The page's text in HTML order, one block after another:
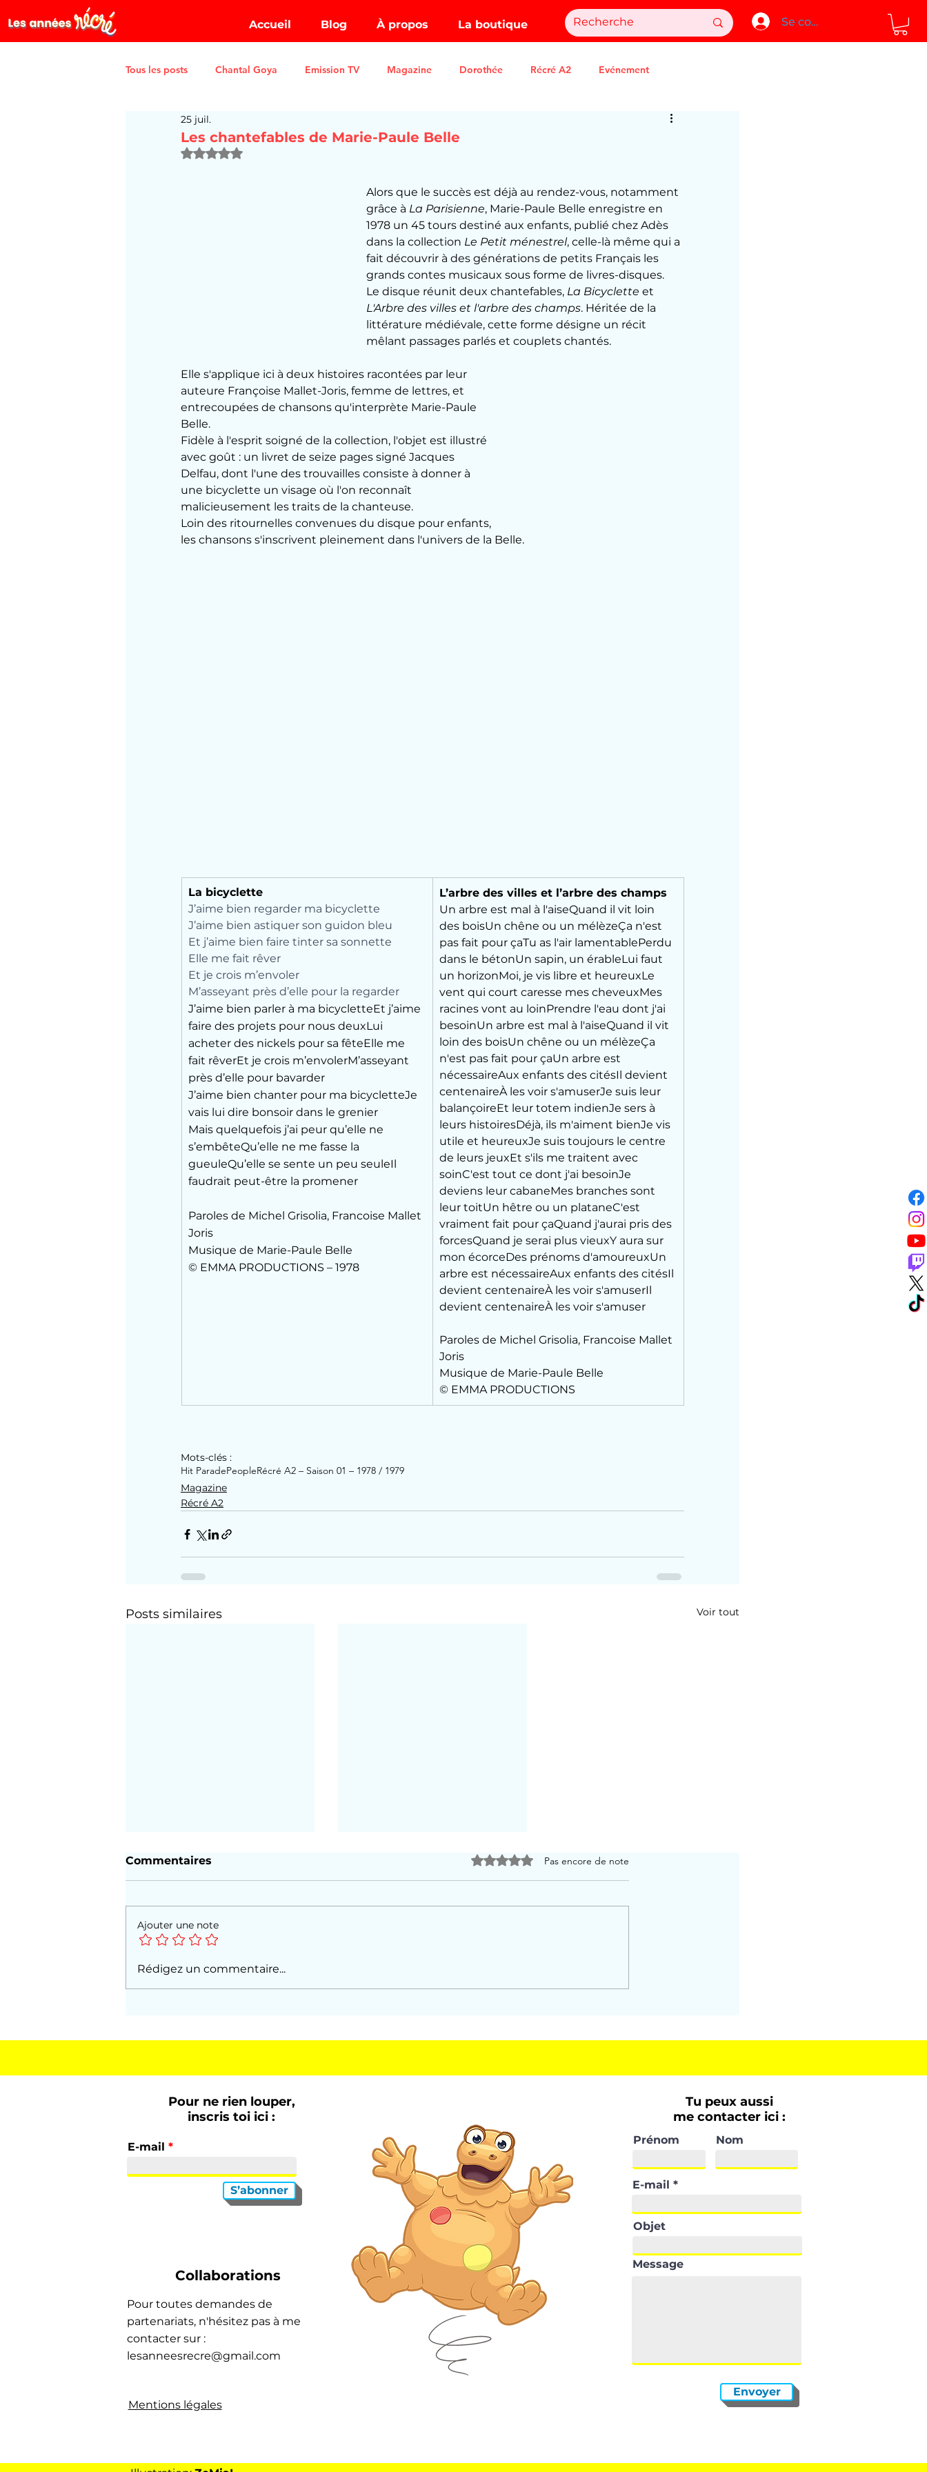
Accueil Blog À propos La boutique Se connecter
Tous les posts Chantal Goya Emission TV Magazine Dorothée Récré A2 Evénement
Les chantefables de Marie-Paule Belle
25 juil.
Noté NaN étoiles sur 5.
Alors que le succès est déjà au rendez-vous, notamment
grâce à La Parisienne, Marie-Paule Belle enregistre en
1978 un 45 tours destiné aux enfants, publié chez Adès
dans la collection Le Petit ménestrel, celle-là même qui a
fait découvrir à des générations de petits Français les
grands contes musicaux sous forme de livres-disques.
Le disque réunit deux chantefables, La Bicyclette et
L'Arbre des villes et l'arbre des champs. Héritée de la
littérature médiévale, cette forme désigne un récit
mêlant passages parlés et couplets chantés.
Elle s'applique ici à deux histoires racontées par leur
auteure Françoise Mallet-Joris, femme de lettres, et
entrecoupées de chansons qu'interprète Marie-Paule
Belle.
Fidèle à l'esprit soigné de la collection, l'objet est illustré
avec goût : un livret de seize pages signé Jacques
Delfau, dont l'une des trouvailles consiste à donner à
une bicyclette un visage où l'on reconnaît
malicieusement les traits de la chanteuse.
Loin des ritournelles convenues du disque pour enfants,
les chansons s'inscrivent pleinement dans l'univers de la Belle.
La bicyclette
J’aime bien regarder ma bicyclette
J’aime bien astiquer son guidon bleu
Et j’aime bien faire tinter sa sonnette
Elle me fait rêver
Et je crois m’envoler
M’asseyant près d’elle pour la regarder
J’aime bien parler à ma bicycletteEt j’aime
faire des projets pour nous deuxLui
acheter des nickels pour sa fêteElle me
fait rêverEt je crois m’envolerM’asseyant
près d’elle pour bavarder
J’aime bien chanter pour ma bicycletteJe
vais lui dire bonsoir dans le grenier
Mais quelquefois j’ai peur qu’elle ne
s’embêteQu’elle ne me fasse la
gueuleQu’elle se sente un peu seuleIl
faudrait peut-être la promener
Paroles de Michel Grisolia, Francoise Mallet
Joris
Musique de Marie-Paule Belle
© EMMA PRODUCTIONS – 1978
L’arbre des villes et l’arbre des champs
Un arbre est mal à l'aiseQuand il vit loin
des boisUn chêne ou un mélèzeÇa n'est
pas fait pour çaTu as l'air lamentablePerdu
dans le bétonUn sapin, un érableLui faut
un horizonMoi, je vis libre et heureuxLe
vent qui court caresse mes cheveuxMes
racines vont au loinPrendre l'eau dont j'ai
besoinUn arbre est mal à l'aiseQuand il vit
loin des boisUn chêne ou un mélèzeÇa
n'est pas fait pour çaUn arbre est
nécessaireAux enfants des citésIl devient
centenaireÀ les voir s'amuserJe suis leur
balançoireEt leur totem indienJe sers à
leurs histoiresDéjà, ils m'aiment bienJe vis
utile et heureuxJe suis toujours le centre
de leurs jeuxEt s'ils me traitent avec
soinC'est tout ce dont j'ai besoinJe
deviens leur cabaneMes branches sont
leur toitUn hêtre ou un plataneC'est
vraiment fait pour çaQuand j'aurai pris des
forcesQuand je serai plus vieuxY aura sur
mon écorceDes prénoms d'amoureuxUn
arbre est nécessaireAux enfants des citésIl
devient centenaireÀ les voir s'amuserIl
devient centenaireÀ les voir s'amuser
Paroles de Michel Grisolia, Francoise Mallet
Joris
Musique de Marie-Paule Belle
© EMMA PRODUCTIONS
Mots-clés :
Hit ParadePeopleRécré A2 – Saison 01 – 1978 / 1979
Magazine
Récré A2
Posts similaires Voir tout
Vif Argent , le Prince du
Soleil
mythe
Commentaires Noté 0 étoile sur 5.Pas encore de note
Ajouter une note
Rédigez un commentaire...
Pour ne rien louper,
inscris toi ici :
E-mail
S’abonner
Collaborations
Pour toutes demandes de
partenariats, n'hésitez pas à me
contacter sur :
lesanneesrecre@gmail.com
Mentions légales
Tu peux aussi
me contacter ici :
Prénom Nom
E-mail
Objet
Message
Envoyer